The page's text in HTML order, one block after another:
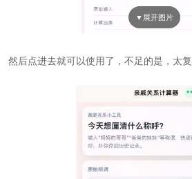
然后点进去就可以使用了，不足的是，太